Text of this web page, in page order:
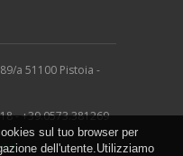
a 51100 Pistoia -
- +39.0573.381269
sul tuo browser per
dell'utente.Utilizziamo